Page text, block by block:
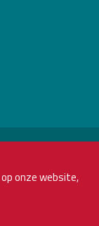
onze website,